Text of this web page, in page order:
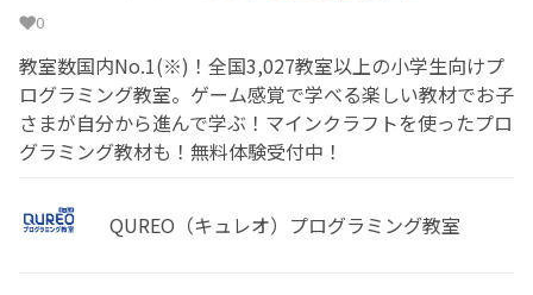
0
教室数国内No.1(※)！全国3,027教室以上の小学生向けプ
ログラミング教室。ゲーム感覚で学べる楽しい教材でお子
さまが自分から進んで学ぶ！マインクラフトを使ったプロ
グラミング教材も！無料体験受付中！
QUREO（キュレオ）プログラミング教室